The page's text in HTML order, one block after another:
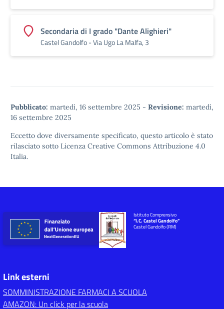
Secondaria di I grado "Dante Alighieri"
Castel Gandolfo -​ Via Ugo La Malfa, 3
Pubblicato: martedì, 16 settembre 2025 - Revisione: martedì,
16 settembre 2025
Eccetto dove diversamente specificato, questo articolo è stato
rilasciato sotto Licenza Creative Commons Attribuzione 4.0
Italia.
Istituto Comprensivo
“I.C. Castel Gandolfo”
Castel Gandolfo (RM)
Link esterni
SOMMINISTRAZIONE FARMACI A SCUOLA
AMAZON: Un click per la scuola